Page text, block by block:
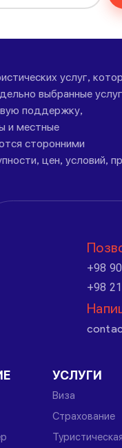
услуг,
выбранные
поддержку,
и местные
сторонними
цен, условий,
+98
+98
УСЛУГИ
Виза
Страхование